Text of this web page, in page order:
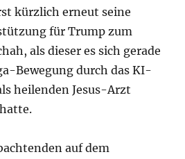
kürzlich erneut seine
für Trump zum
als dieser es sich gerade
Bewegung durch das KI-
heilenden Jesus-Arzt
auf dem